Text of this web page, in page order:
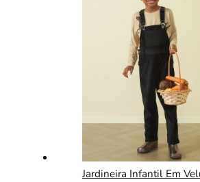
Jardineira Infantil Em